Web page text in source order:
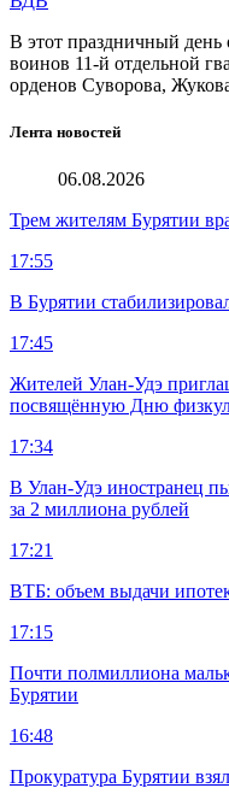
В этот праздничный день
воинов 11-й отдельной
орденов Суворова,
Лента новостей
06.08.2026
Трем жителям Бурятии
17:55
В Бурятии
17:45
Жителей Улан-Удэ
посвящённую Дню
17:34
В Улан-Удэ иностранец
за 2 миллиона рублей
17:21
ВТБ: объем выдачи
17:15
Почти полмиллиона
Бурятии
16:48
Прокуратура Бурятии